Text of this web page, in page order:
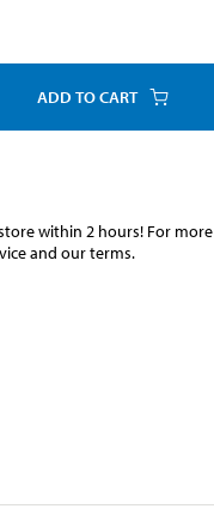
ADD TO CART
within 2 hours! For more
and our terms.